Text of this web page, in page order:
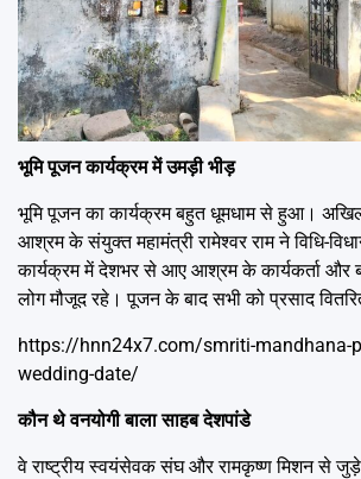
भूमि पूजन कार्यक्रम में उमड़ी भीड़
भूमि पूजन का कार्यक्रम बहुत धूमधाम से हुआ।
आश्रम के संयुक्त महामंत्री रामेश्वर राम ने विधि-
कार्यक्रम में देशभर से आए आश्रम के कार्यकर्ता और
लोग मौजूद रहे। पूजन के बाद सभी को प्रसाद
https://hnn24x7.com/smriti-mandhana-
wedding-date/
कौन थे वनयोगी बाला साहब देशपांडे
वे राष्ट्रीय स्वयंसेवक संघ और रामकृष्ण मिशन से